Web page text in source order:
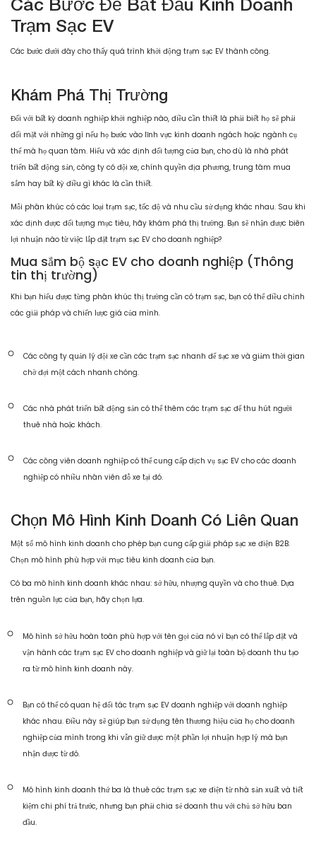
Trạm Sạc EV
Các bước dưới đây cho thấy quá trình khởi động trạm sạc EV thành công.
Khám Phá Thị Trường
Đối với bất kỳ doanh nghiệp khởi nghiệp nào, điều cần thiết là phải biết họ sẽ phải
đối mặt với những gì nếu họ bước vào lĩnh vực kinh doanh ngách hoặc ngành cụ
thể mà họ quan tâm. Hiểu và xác định đối tượng của bạn, cho dù là nhà phát
triển bất động sản, công ty có đội xe, chính quyền địa phương, trung tâm mua
sắm hay bất kỳ điều gì khác là cần thiết.
Mỗi phân khúc có các loại trạm sạc, tốc độ và nhu cầu sử dụng khác nhau. Sau khi
xác định được đối tượng mục tiêu, hãy khám phá thị trường. Bạn sẽ nhận được biên
lợi nhuận nào từ việc lắp đặt trạm sạc EV cho doanh nghiệp?
Mua sắm bộ sạc EV cho doanh nghiệp (Thông
tin thị trường)
Khi bạn hiểu được từng phân khúc thị trường cần có trạm sạc, bạn có thể điều chỉnh
các giải pháp và chiến lược giá của mình.
Các công ty quản lý đội xe cần các trạm sạc nhanh để sạc xe và giảm thời gian
chờ đợi một cách nhanh chóng.
Các nhà phát triển bất động sản có thể thêm các trạm sạc để thu hút người
thuê nhà hoặc khách.
Các công viên doanh nghiệp có thể cung cấp dịch vụ sạc EV cho các doanh
nghiệp có nhiều nhân viên đỗ xe tại đó.
Chọn Mô Hình Kinh Doanh Có Liên Quan
Một số mô hình kinh doanh cho phép bạn cung cấp giải pháp sạc xe điện B2B.
Chọn mô hình phù hợp với mục tiêu kinh doanh của bạn.
Có ba mô hình kinh doanh khác nhau: sở hữu, nhượng quyền và cho thuê. Dựa
trên nguồn lực của bạn, hãy chọn lựa.
Mô hình sở hữu hoàn toàn phù hợp với tên gọi của nó vì bạn có thể lắp đặt và
vận hành các trạm sạc EV cho doanh nghiệp và giữ lại toàn bộ doanh thu tạo
ra từ mô hình kinh doanh này.
Bạn có thể có quan hệ đối tác trạm sạc EV doanh nghiệp với doanh nghiệp
khác nhau. Điều này sẽ giúp bạn sử dụng tên thương hiệu của họ cho doanh
nghiệp của mình trong khi vẫn giữ được một phần lợi nhuận hợp lý mà bạn
nhận được từ đó.
Mô hình kinh doanh thứ ba là thuê các trạm sạc xe điện từ nhà sản xuất và tiết
kiệm chi phí trả trước, nhưng bạn phải chia sẻ doanh thu với chủ sở hữu ban
đầu.